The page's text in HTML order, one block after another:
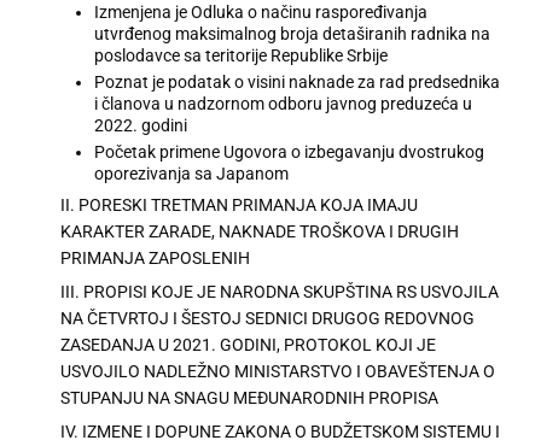
Izmenjena je Odluka o načinu raspoređivanja
utvrđenog maksimalnog broja detaširanih radnika na
poslodavce sa teritorije Republike Srbije
Poznat je podatak o visini naknade za rad predsednika
i članova u nadzornom odboru javnog preduzeća u
2022. godini
Početak primene Ugovora o izbegavanju dvostrukog
oporezivanja sa Japanom
II. PORESKI TRETMAN PRIMANJA KOJA IMAJU
KARAKTER ZARADE, NAKNADE TROŠKOVA I DRUGIH
PRIMANJA ZAPOSLENIH
III. PROPISI KOJE JE NARODNA SKUPŠTINA RS USVOJILA
NA ČETVRTOJ I ŠESTOJ SEDNICI DRUGOG REDOVNOG
ZASEDANJA U 2021. GODINI, PROTOKOL KOJI JE
USVOJILO NADLEŽNO MINISTARSTVO I OBAVEŠTENJA O
STUPANJU NA SNAGU MEĐUNARODNIH PROPISA
IV. IZMENE I DOPUNE ZAKONA O BUDŽETSKOM SISTEMU I